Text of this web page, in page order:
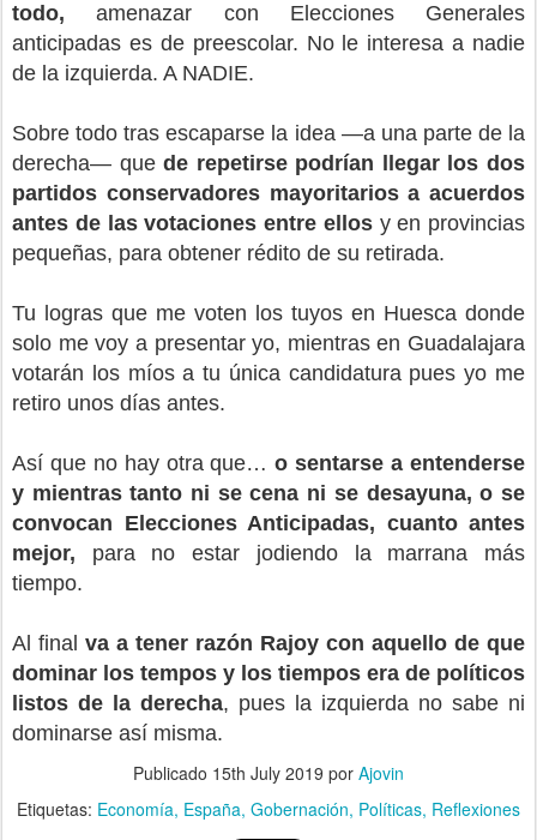
todo, amenazar con Elecciones Generales
anticipadas es de preescolar. No le interesa a nadie
de la izquierda. A NADIE.
Sobre todo tras escaparse la idea —a una parte de la
derecha— quede repetirse podrían llegar los dos
partidos conservadores mayoritarios a acuerdos
antes de las votaciones entre ellosy en provincias
pequeñas, para obtener rédito de su retirada.
Tu logras que me voten los tuyos en Huesca donde
solo me voy a presentar yo, mientras en Guadalajara
votarán los míos a tu única candidatura pues yo me
retiro unos días antes.
Así que no hay otra que…o sentarse a entenderse
y mientras tanto ni se cena ni se desayuna, o se
convocan Elecciones Anticipadas, cuanto antes
mejor, para no estar jodiendo la marrana más
tiempo.
Al final va a tener razón Rajoy con aquello de que
dominar los tempos y los tiempos era de políticos
listos de la derecha, pues la izquierda no sabe ni
dominarse así misma.
Publicado 15th July 2019 por Ajovin
Etiquetas: Economía España Gobernación Políticas Reflexiones